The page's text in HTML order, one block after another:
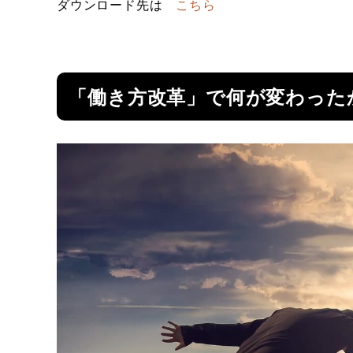
ダウンロード先は こちら
「働き方改革」で何が変わった